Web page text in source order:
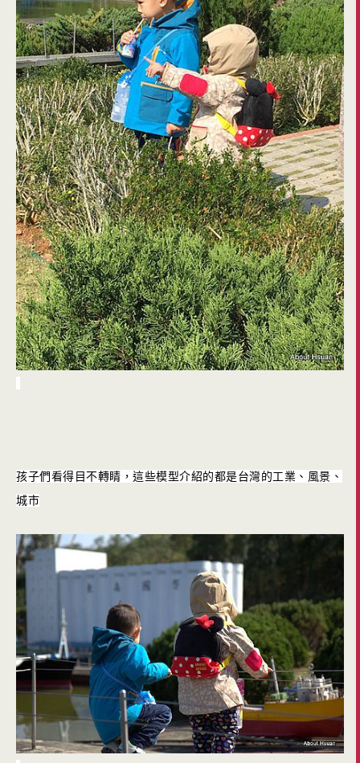
孩子們看得目不轉睛，這些模型介紹的都是台灣的工業、風景、
城市